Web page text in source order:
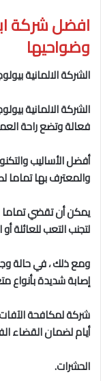
افضل شركة
وضواحيها
الشركة الالمانية
الشركة الالمانية
فعالة وتضع راحة
أفضل الأساليب
والمعترف بها تماما
يمكن أن تقضي تماما
لتجنب التعب للعائلة
ومع ذلك ، في حالة
إصابة شديدة بأنواع
شركة لمكافحة
أيام لضمان القضاء
الحشرات.